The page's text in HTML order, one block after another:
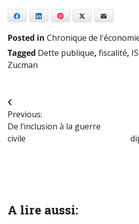
Facebook LinkedIn Pinterest
Posted in Chronique de
Tagged Dette publique, fiscalité,
Zucman
Navigation
de
l’article
Previous:
De l’inclusion à la guerre
civile
A lire aussi: